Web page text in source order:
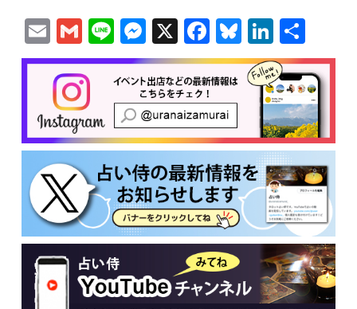
EmailGmail
LineMessenger
X Facebook
Bluesky
共
有